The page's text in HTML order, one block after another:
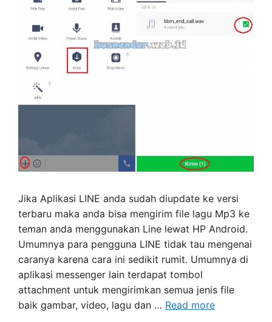
Jika Aplikasi LINE anda sudah diupdate ke versi
terbaru maka anda bisa mengirim file lagu Mp3 ke
teman anda menggunakan Line lewat HP Android.
Umumnya para pengguna LINE tidak tau mengenai
caranya karena cara ini sedikit rumit. Umumnya di
aplikasi messenger lain terdapat tombol
attachment untuk mengirimkan semua jenis file
baik gambar, video, lagu dan … Read more